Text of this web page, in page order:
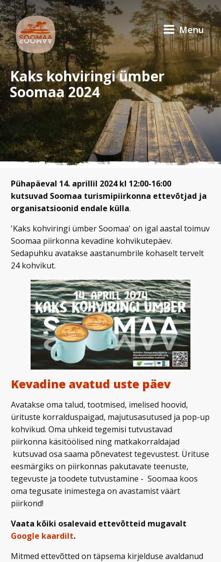
Menu
Kaks kohviringi ümber
Soomaa 2024
Pühapäeval 14. aprillil 2024 kl 12:00-16:00
kutsuvad Soomaa turismipiirkonna ettevõtjad ja
organisatsioonid endale külla.
'Kaks kohviringi ümber Soomaa' on igal aastal toimuv
Soomaa piirkonna kevadine kohvikutepäev.
Sedapuhku avatakse aastanumbrile kohaselt tervelt
24 kohvikut.
Kevadine avatud uste päev
Avatakse oma talud, tootmised, imelised hoovid,
ürituste korralduspaigad, majutusasutused ja pop-up
kohvikud. Oma uhkeid tegemisi tutvustavad
piirkonna käsitöölised ning matkakorraldajad
kutsuvad osa saama põnevatest tegevustest. Ürituse
eesmärgiks on piirkonnas pakutavate teenuste,
tegevuste ja toodete tutvustamine - Soomaa koos
oma tegusate inimestega on avastamist väärt
piirkond!
Vaata kõiki osalevaid ettevõtteid mugavalt
Google kaardilt.
Mitmed ettevõtted on täpsema kirjelduse avaldanud